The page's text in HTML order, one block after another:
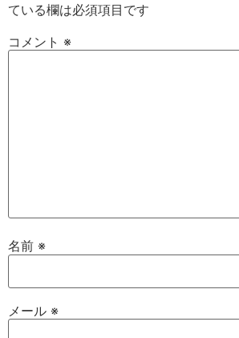
ている欄は必須項目です
コメント ※
名前 ※
メール ※